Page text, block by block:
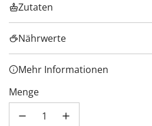
Zutaten
Nährwerte
Mehr Informationen
Menge